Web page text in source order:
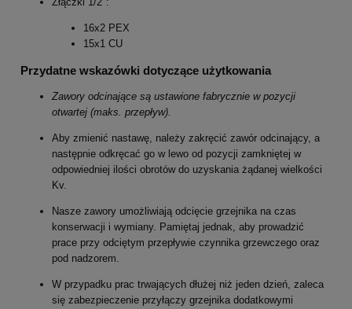
16x2 PEX
15x1 CU
Przydatne wskazówki dotyczące użytkowania
Zawory odcinające są ustawione fabrycznie w pozycji
otwartej (maks. przepływ).
Aby zmienić nastawę, należy zakręcić zawór odcinający, a
następnie odkręcać go w lewo od pozycji zamkniętej w
odpowiedniej ilości obrotów do uzyskania żądanej wielkości
Kv.
Nasze zawory umożliwiają odcięcie grzejnika na czas
konserwacji i wymiany. Pamiętaj jednak, aby prowadzić
prace przy odciętym przepływie czynnika grzewczego oraz
pod nadzorem.
W przypadku prac trwających dłużej niż jeden dzień, zaleca
się zabezpieczenie przyłączy grzejnika dodatkowymi